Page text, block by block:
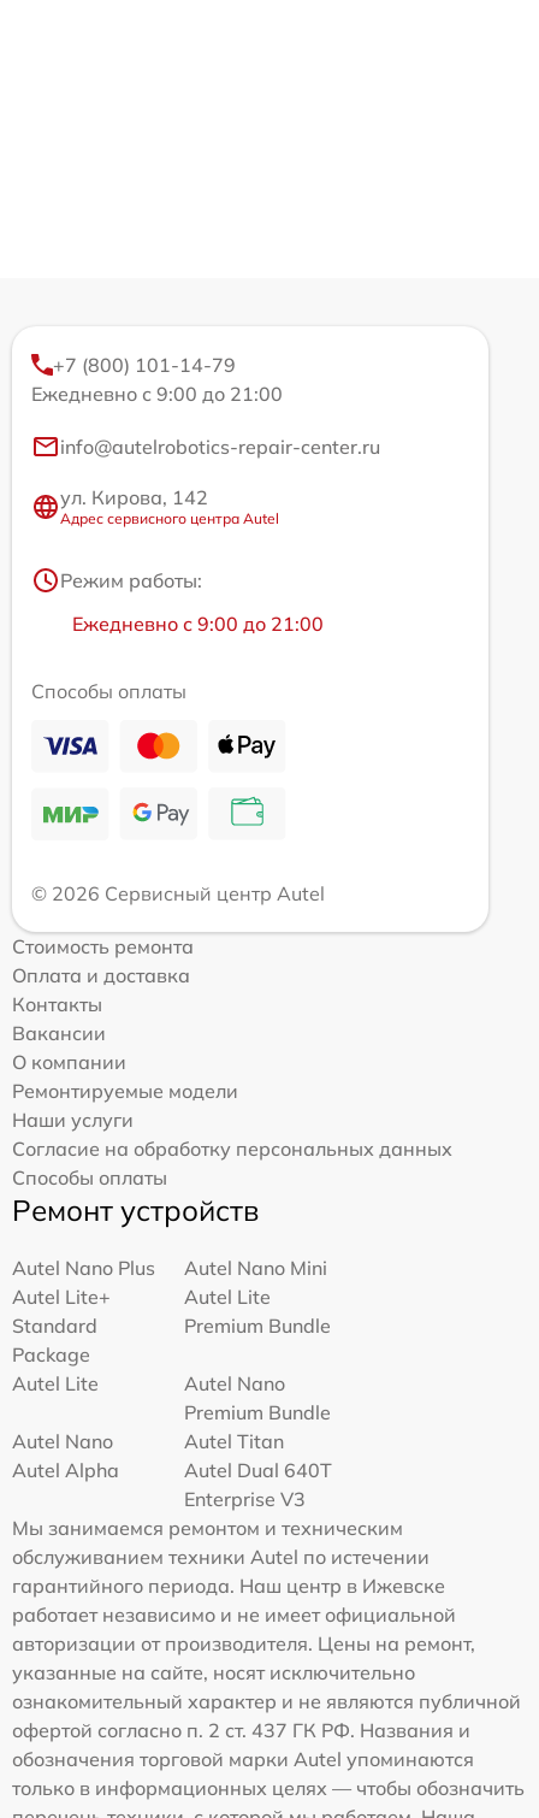
+7 (800) 101-14-79
Ежедневно с 9:00 до 21:00
info@autelrobotics-repair-center.ru
ул. Кирова, 142
Адрес сервисного центра Autel
Режим работы:
Ежедневно с 9:00 до 21:00
Способы оплаты
© 2026 Сервисный центр Autel
Стоимость ремонта
Оплата и доставка
Контакты
Вакансии
О компании
Ремонтируемые модели
Наши услуги
Согласие на обработку персональных данных
Способы оплаты
Ремонт устройств
Autel Nano Plus
Autel Nano Mini
Autel Lite+
Standard
Package
Autel Lite
Premium Bundle
Autel Lite
Autel Nano
Premium Bundle
Autel Nano
Autel Titan
Autel Alpha
Autel Dual 640T
Enterprise V3
Мы занимаемся ремонтом и техническим
обслуживанием техники Autel по истечении
гарантийного периода. Наш центр в Ижевске
работает независимо и не имеет официальной
авторизации от производителя. Цены на ремонт,
указанные на сайте, носят исключительно
ознакомительный характер и не являются публичной
офертой согласно п. 2 ст. 437 ГК РФ. Названия и
обозначения торговой марки Autel упоминаются
только в информационных целях — чтобы обозначить